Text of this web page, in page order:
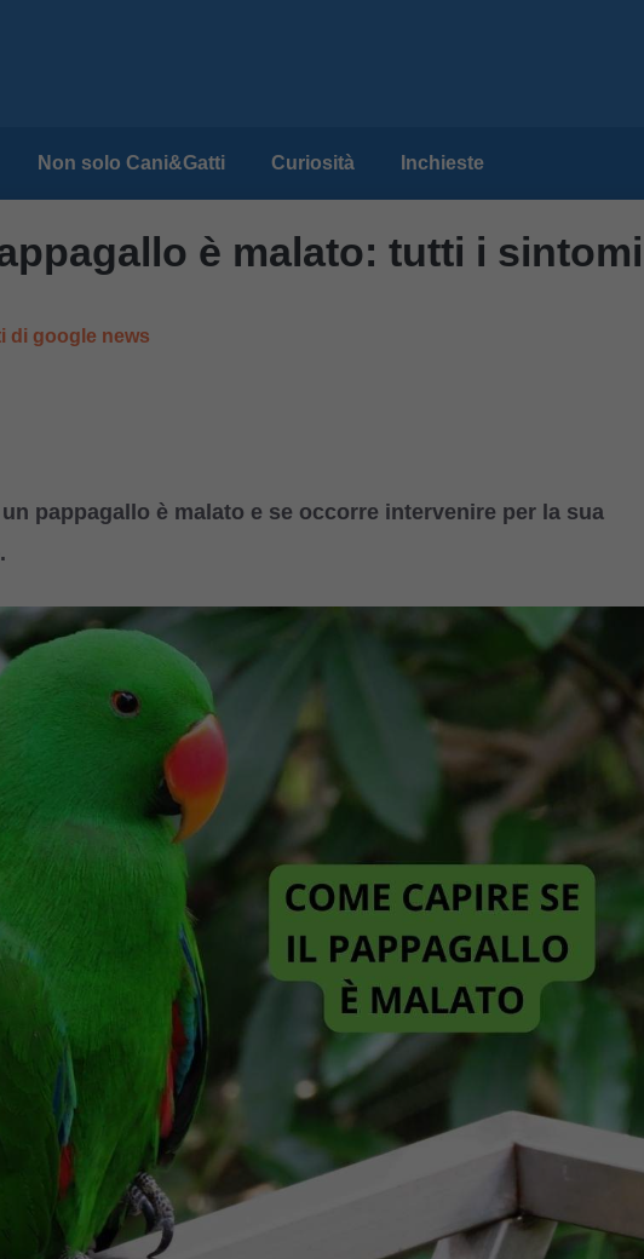
Non solo Cani&Gatti Curiosità Inchieste
è malato: tutti i sintomi
di google news
pappagallo è malato e se occorre intervenire per la sua